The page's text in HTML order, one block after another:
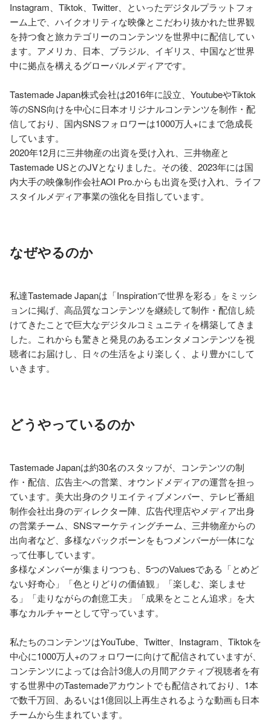
Instagram、Tiktok、Twitter、といったデジタルプラットフォ
ーム上で、ハイクオリティな映像とこだわり抜かれた世界観
を持つ食と旅カテゴリーのコンテンツを世界中に配信してい
ます。アメリカ、日本、ブラジル、イギリス、中国など世界
中に拠点を構えるグローバルメディアです。
Tastemade Japan株式会社は2016年に設立、YoutubeやTiktok
等のSNS向けを中心に日本オリジナルコンテンツを制作・配
信しており、国内SNSフォロワーは1000万人+にまで急成長
しています。
2020年12月に三井物産の出資を受け入れ、三井物産と
Tastemade USとのJVとなりました。その後、2023年には国
内大手の映像制作会社AOI Pro.からも出資を受け入れ、ライフ
スタイルメディア事業の強化を目指しています。
なぜやるのか
私達Tastemade Japanは「Inspirationで世界を彩る」をミッシ
ョンに掲げ、高品質なコンテンツを継続して制作・配信し続
けてきたことで巨大なデジタルコミュニティを構築してきま
した。これからも驚きと発見のあるエンタメコンテンツを視
聴者にお届けし、日々の生活をより楽しく、より豊かにして
いきます。
どうやっているのか
Tastemade Japanは約30名のスタッフが、コンテンツの制
作・配信、広告主への営業、オウンドメディアの運営を担っ
ています。美大出身のクリエイティブメンバー、テレビ番組
制作会社出身のディレクター陣、広告代理店やメディア出身
の営業チーム、SNSマーケティングチーム、三井物産からの
出向者など、多様なバックボーンをもつメンバーが一体にな
って仕事しています。
多様なメンバーが集まりつつも、5つのValuesである「とめど
ない好奇心」「色とりどりの価値観」「楽しむ、楽しませ
る」「走りながらの創意工夫」「成果をとことん追求」を大
事なカルチャーとして守っています。
私たちのコンテンツはYouTube、Twitter、Instagram、Tiktokを
中心に1000万人+のフォロワーに向けて配信されていますが、
コンテンツによっては合計3億人の月間アクティブ視聴者を有
する世界中のTastemadeアカウントでも配信されており、1本
で数千万回、あるいは1億回以上再生されるような動画も日本
チームから生まれています。